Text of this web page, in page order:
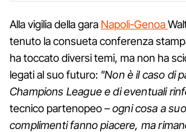
Alla vigilia della gara Napoli-Genoa
tenuto la consueta conferenza
ha toccato diversi temi, ma non ha
legati al suo futuro: "Non è il caso di
Champions League e di eventuali
tecnico partenopeo –ogni cosa a
complimenti fanno piacere, ma